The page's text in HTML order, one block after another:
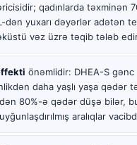
qadınlarda təxminən
dən yuxarı dəyərlər adətən
vəz üzrə təqib tələb
önəmlidir: DHEA-S gənc
daha yaşlı yaşa qədər
80%-ə qədər düşə bilər,
aralıqlar